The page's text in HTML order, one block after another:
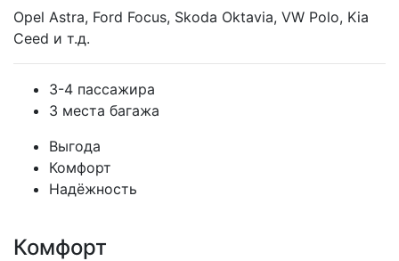
Opel Astra, Ford Focus, Skoda Oktavia, VW Polo, Kia
Ceed и т.д.
3-4 пассажира
3 места багажа
Выгода
Комфорт
Надёжность
Комфорт